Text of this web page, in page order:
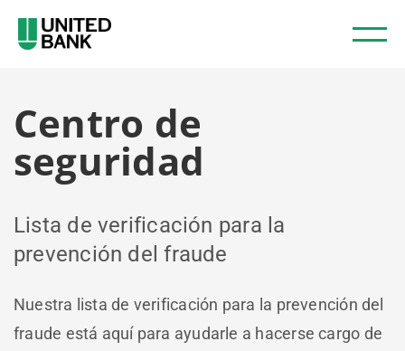
Centro de
seguridad
Lista de verificación para la
prevención del fraude
Nuestra lista de verificación para la prevención del
fraude está aquí para ayudarle a hacerse cargo de